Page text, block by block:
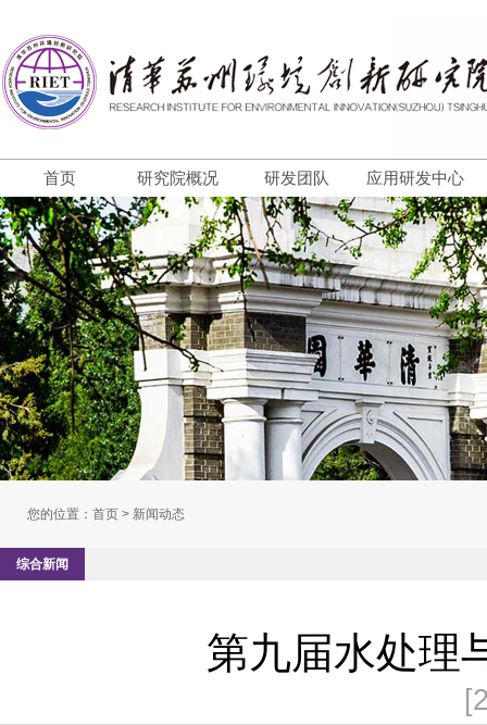
首页 研究院概况 研发团队 应用研发中心
您的位置： 首页 > 新闻动态
综合新闻
第九届水处理